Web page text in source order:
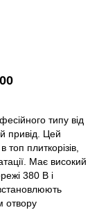
типу від
привід. Цей
плиткорізів,
Має високий
380 В і
отвору